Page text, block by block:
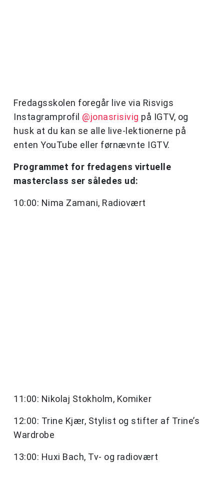
Fredagsskolen foregår live via Risvigs
Instagramprofil @jonasrisivig på IGTV, og
husk at du kan se alle live-lektionerne på
enten YouTube eller førnævnte IGTV.
Programmet for fredagens virtuelle
masterclass ser således ud:
10:00: Nima Zamani, Radiovært
11:00: Nikolaj Stokholm, Komiker
12:00: Trine Kjær, Stylist og stifter af Trine’s
Wardrobe
13:00: Huxi Bach, Tv- og radiovært